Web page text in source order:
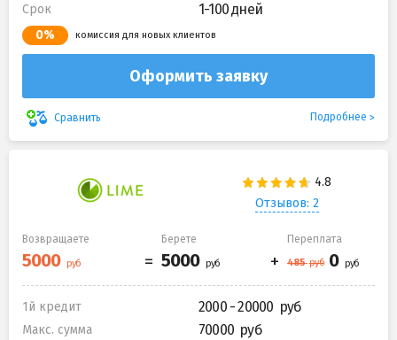
Срок 1-100 дней
0% комиссия для новых клиентов
Оформить заявку
Сравнить Подробнее
Отзывов: 2
Возвращаете Берете Переплата
1й кредит 2000 - 20000
Макс. сумма 70000